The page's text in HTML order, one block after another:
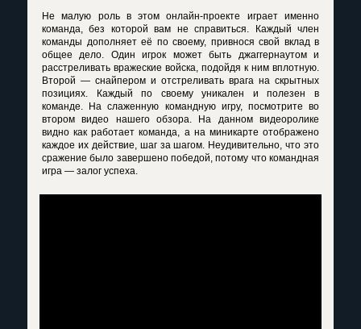
Не малую роль в этом онлайн-проекте играет именно
команда, без которой вам не справиться. Каждый член
команды дополняет её по своему, привнося свой вклад в
общее дело. Один игрок может быть джаггернаутом и
расстреливать вражеские войска, подойдя к ним вплотную.
Второй — снайпером и отстреливать врага на скрытных
позициях. Каждый по своему уникален и полезен в
команде. На слаженную командную игру, посмотрите во
втором видео нашего обзора. На данном видеоролике
видно как работает команда, а на миникарте отображено
каждое их действие, шаг за шагом. Неудивительно, что это
сражение было завершено победой, потому что командная
игра — залог успеха.